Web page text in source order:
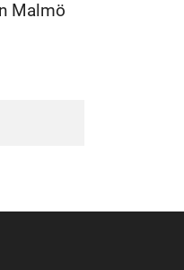
Malmö